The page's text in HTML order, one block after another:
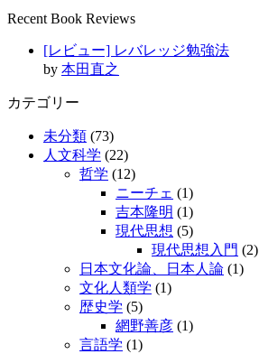
Recent Book Reviews
[レビュー] レバレッジ勉強法
by 本田直之
カテゴリー
未分類 (73)
人文科学 (22)
哲学 (12)
ニーチェ (1)
吉本隆明 (1)
現代思想 (5)
現代思想入門 (2)
日本文化論、日本人論 (1)
文化人類学 (1)
歴史学 (5)
網野善彦 (1)
言語学 (1)